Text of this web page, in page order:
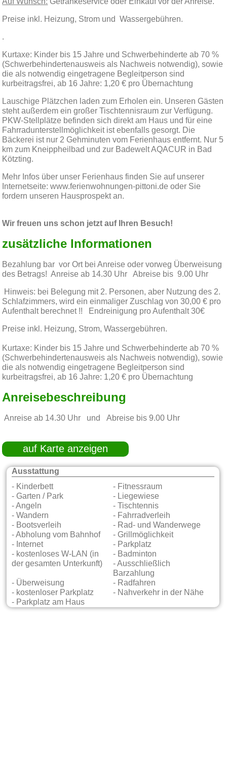
Preise inkl. Heizung, Strom und Wassergebühren.
.
Kurtaxe: Kinder bis 15 Jahre und Schwerbehinderte ab 70 %
(Schwerbehindertenausweis als Nachweis notwendig), sowie
die als notwendig eingetragene Begleitperson sind
kurbeitragsfrei, ab 16 Jahre: 1,20 € pro Übernachtung
Lauschige Plätzchen laden zum Erholen ein. Unseren Gästen
steht außerdem ein großer Tischtennisraum zur Verfügung.
PKW-Stellplätze befinden sich direkt am Haus und für eine
Fahrradunterstellmöglichkeit ist ebenfalls gesorgt. Die
Bäckerei ist nur 2 Gehminuten vom Ferienhaus entfernt. Nur 5
km zum Kneippheilbad und zur Badewelt AQACUR in Bad
Kötzting.
Mehr Infos über unser Ferienhaus finden Sie auf unserer
Internetseite: www.ferienwohnungen-pittoni.de oder Sie
fordern unseren Hausprospekt an.
Wir freuen uns schon jetzt auf Ihren Besuch!
zusätzliche Informationen
Bezahlung bar vor Ort bei Anreise oder vorweg Überweisung
des Betrags! Anreise ab 14.30 Uhr Abreise bis 9.00 Uhr
Hinweis: bei Belegung mit 2. Personen, aber Nutzung des 2.
Schlafzimmers, wird ein einmaliger Zuschlag von 30,00 € pro
Aufenthalt berechnet !! Endreinigung pro Aufenthalt 30€
Preise inkl. Heizung, Strom, Wassergebühren.
Kurtaxe: Kinder bis 15 Jahre und Schwerbehinderte ab 70 %
(Schwerbehindertenausweis als Nachweis notwendig), sowie
die als notwendig eingetragene Begleitperson sind
kurbeitragsfrei, ab 16 Jahre: 1,20 € pro Übernachtung
Anreisebeschreibung
Anreise ab 14.30 Uhr und Abreise bis 9.00 Uhr
auf Karte anzeigen
Ausstattung
- Kinderbett
- Fitnessraum
- Garten / Park
- Liegewiese
- Angeln
- Tischtennis
- Wandern
- Fahrradverleih
- Bootsverleih
- Rad- und Wanderwege
- Abholung vom Bahnhof
- Grillmöglichkeit
- Internet
- Parkplatz
- kostenloses W-LAN (in
der gesamten Unterkunft)
- Badminton
- Ausschließlich
Barzahlung
- Überweisung
- Radfahren
- kostenloser Parkplatz
- Nahverkehr in der Nähe
- Parkplatz am Haus